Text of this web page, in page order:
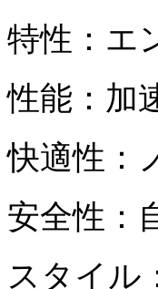
特性：エ
性能：加
快適性：
安全性：
スタイル